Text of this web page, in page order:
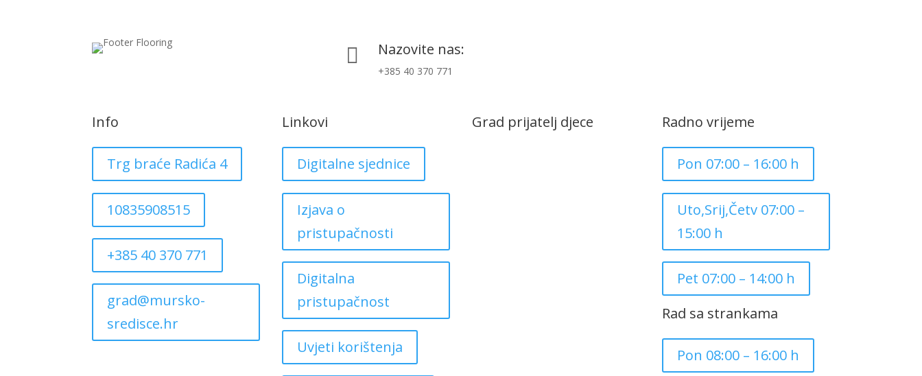
 Nazovite nas:
+385 40 370 771
Info
Trg braće Radića 4
10835908515
+385 40 370 771
grad@mursko-
sredisce.hr
Linkovi
Digitalne sjednice
Izjava o
pristupačnosti
Digitalna
pristupačnost
Uvjeti korištenja
Grad prijatelj djece Radno vrijeme
Pon 07:00 – 16:00 h
Uto,Srij,Četv 07:00 –
15:00 h
Pet 07:00 – 14:00 h
Rad sa strankama
Pon 08:00 – 16:00 h